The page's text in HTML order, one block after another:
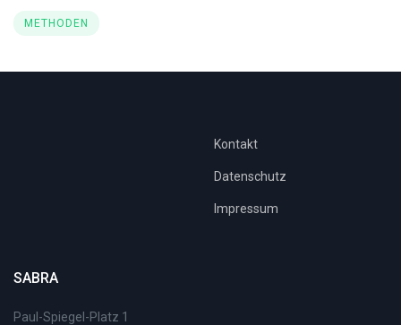
METHODEN
Kontakt
Datenschutz
Impressum
SABRA
Paul-Spiegel-Platz 1